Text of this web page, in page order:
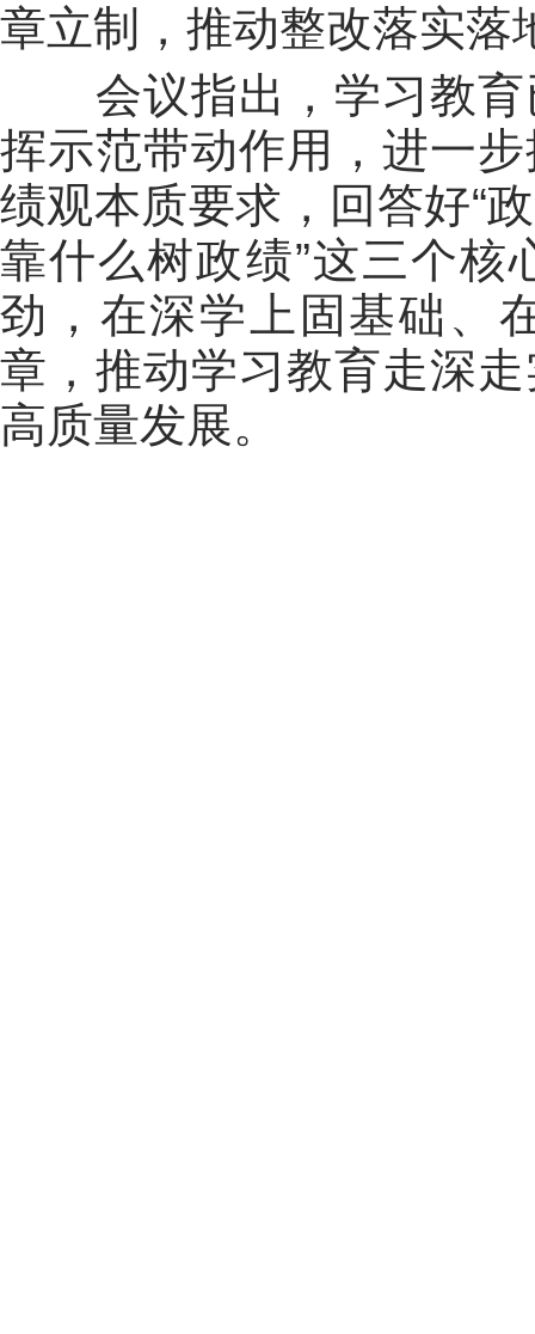
章立制，推动整改落实落
会议指出，学习教
挥示范带动作用，进一
绩观本质要求，回答好“
靠什么树政绩”这三个
劲，在深学上固基础、
章，推动学习教育走深
高质量发展。